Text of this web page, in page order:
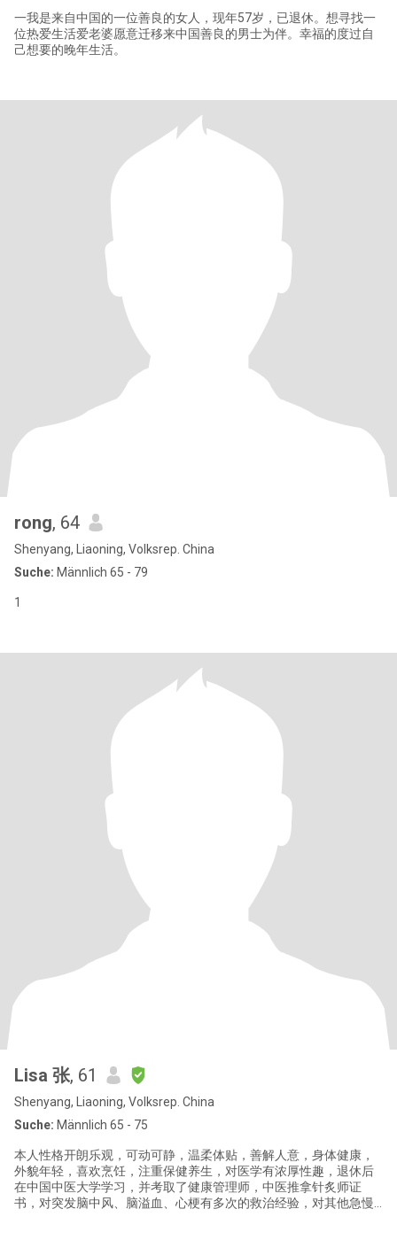
一我是来自中国的一位善良的女人，现年57岁，已退休。想寻找一
位热爱生活爱老婆愿意迁移来中国善良的男士为伴。幸福的度过自
己想要的晚年生活。
rong, 64
Shenyang, Liaoning, Volksrep. China
Suche: Männlich 65 - 79
1
Lisa 张, 61
Shenyang, Liaoning, Volksrep. China
Suche: Männlich 65 - 75
本人性格开朗乐观，可动可静，温柔体贴，善解人意，身体健康，
外貌年轻，喜欢烹饪，注重保健养生，对医学有浓厚性趣，退休后
在中国中医大学学习，并考取了健康管理师，中医推拿针炙师证
书，对突发脑中风、脑溢血、心梗有多次的救治经验，对其他急慢